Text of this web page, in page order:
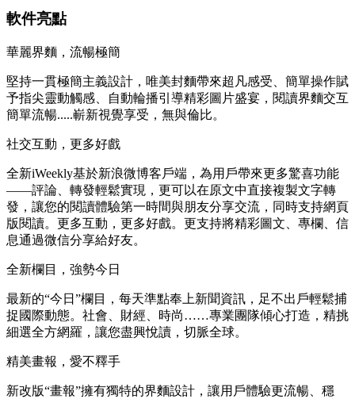
軟件亮點
華麗界麵，流暢極簡
堅持一貫極簡主義設計，唯美封麵帶來超凡感受、簡單操作賦
予指尖靈動觸感、自動輪播引導精彩圖片盛宴，閱讀界麵交互
簡單流暢.....嶄新視覺享受，無與倫比。
社交互動，更多好戲
全新iWeekly基於新浪微博客戶端，為用戶帶來更多驚喜功能
——評論、轉發輕鬆實現，更可以在原文中直接複製文字轉
發，讓您的閱讀體驗第一時間與朋友分享交流，同時支持網頁
版閱讀。更多互動，更多好戲。更支持將精彩圖文、專欄、信
息通過微信分享給好友。
全新欄目，強勢今日
最新的“今日”欄目，每天準點奉上新聞資訊，足不出戶輕鬆捕
捉國際動態。社會、財經、時尚……專業團隊傾心打造，精挑
細選全方網羅，讓您盡興悅讀，切脈全球。
精美畫報，愛不釋手
新改版“畫報”擁有獨特的界麵設計，讓用戶體驗更流暢、穩